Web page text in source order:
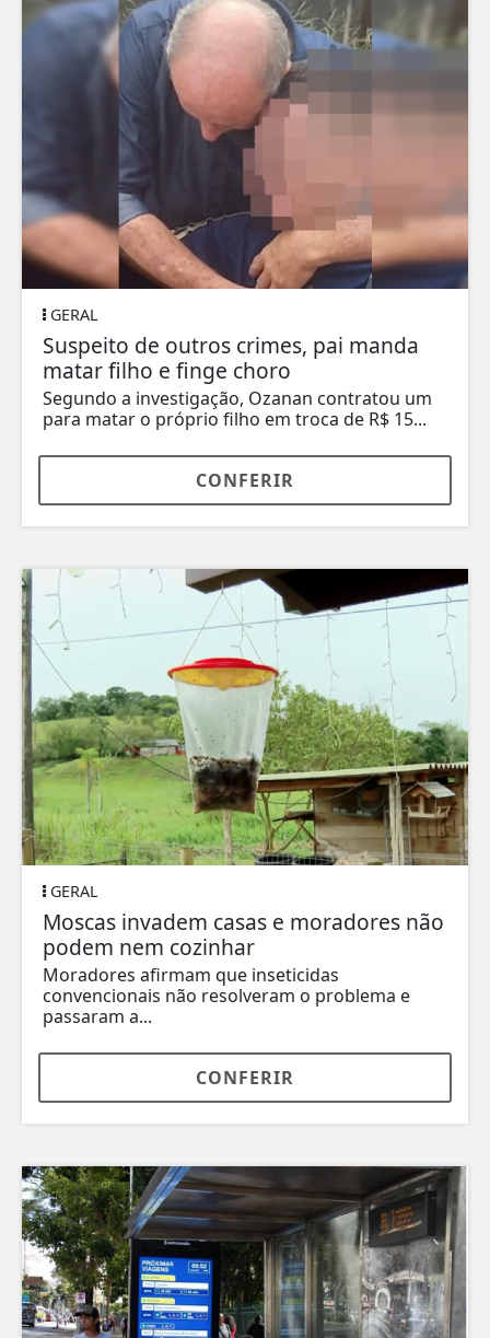
GERAL
Suspeito de outros crimes, pai manda
matar filho e finge choro
Segundo a investigação, Ozanan contratou um
para matar o próprio filho em troca de R$ 15...
CONFERIR
GERAL
Moscas invadem casas e moradores não
podem nem cozinhar
Moradores afirmam que inseticidas
convencionais não resolveram o problema e
passaram a...
CONFERIR